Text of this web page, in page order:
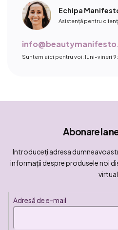
Echipa
Asistență pentru
Suntem aici pentru voi: luni-vineri
Abonare la
Introduceţi adresa
informaţii despre produsele noi
virtual.
Adresă de e-mail